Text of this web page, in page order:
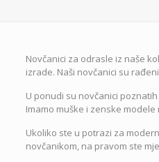
Novčanici za odrasle iz naše
izrade. Naši novčanici su
U ponudi su novčanici poznatih
Imamo muške i zenske
Ukoliko ste u potrazi za
novčanikom, na pravom ste